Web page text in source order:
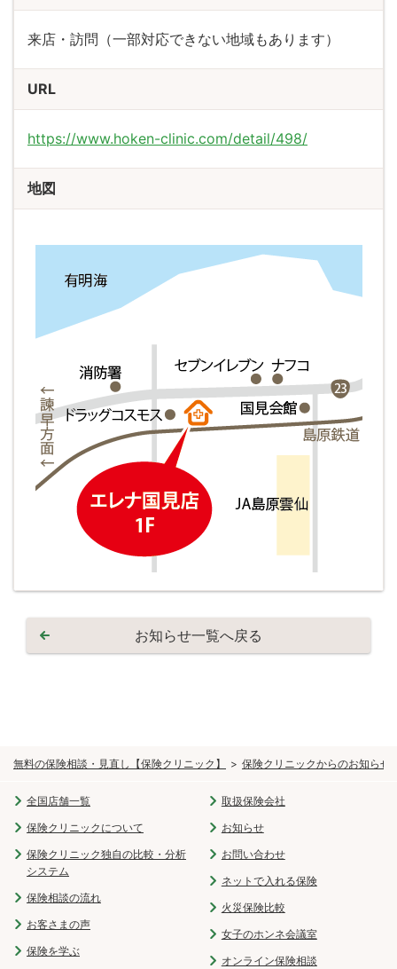
無料の保険相談・見直し【保険クリニック】 保険クリニックからのお知らせ
来店・訪問（一部対応できない地域もあります）
URL
https://www.hoken-clinic.com/detail/498/
地図
お知らせ一覧へ戻る
全国店舗一覧
保険クリニックについて
保険クリニック独自の比較・分析
システム
保険相談の流れ
お客さまの声
保険を学ぶ
取扱保険会社
お知らせ
お問い合わせ
ネットで入れる保険
火災保険比較
女子のホンネ会議室
オンライン保険相談